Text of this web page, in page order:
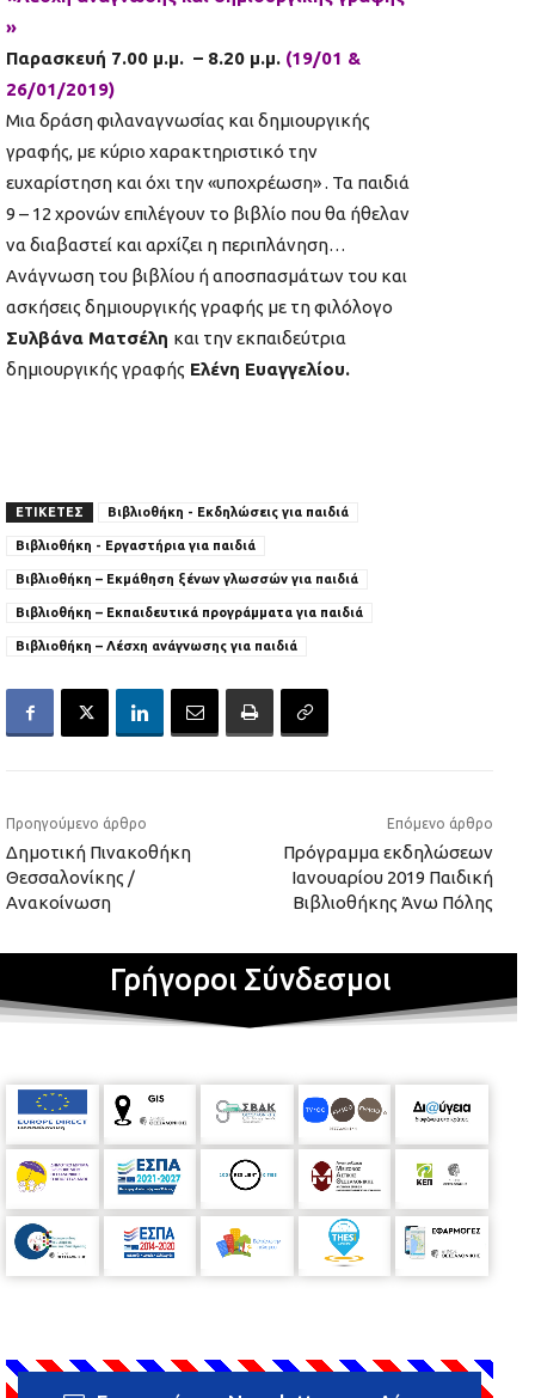
»
Παρασκευή 7.00 μ.μ. – 8.20 μ.μ. (19/01 &
26/01/2019)
Μια δράση φιλαναγνωσίας και δημιουργικής
γραφής, με κύριο χαρακτηριστικό την
ευχαρίστηση και όχι την «υποχρέωση» . Τα παιδιά
9 – 12 χρονών επιλέγουν το βιβλίο που θα ήθελαν
να διαβαστεί και αρχίζει η περιπλάνηση…
Ανάγνωση του βιβλίου ή αποσπασμάτων του και
ασκήσεις δημιουργικής γραφής με τη φιλόλογο
Συλβάνα Ματσέλη και την εκπαιδεύτρια
δημιουργικής γραφής Ελένη Ευαγγελίου.
ΕΤΙΚΕΤΕΣ Βιβλιοθήκη - Εκδηλώσεις για παιδιά
Βιβλιοθήκη - Εργαστήρια για παιδιά
Βιβλιοθήκη – Εκμάθηση ξένων γλωσσών για παιδιά
Βιβλιοθήκη – Εκπαιδευτικά προγράμματα για παιδιά
Βιβλιοθήκη – Λέσχη ανάγνωσης για παιδιά
Προηγούμενο άρθρο
Δημοτική Πινακοθήκη
Θεσσαλονίκης /
Ανακοίνωση
Επόμενο άρθρο
Πρόγραμμα εκδηλώσεων
Ιανουαρίου 2019 Παιδική
Βιβλιοθήκης Άνω Πόλης
Γρήγοροι Σύνδεσμοι